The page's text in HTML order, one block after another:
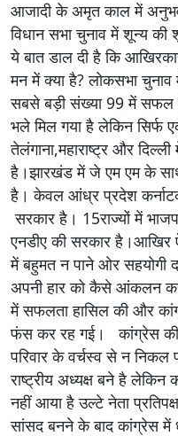
आजादी के अमृत काल में
विधान सभा चुनाव में शून्य की
ये बात डाल दी है कि
मन में क्या है? लोकसभा
सबसे बड़ी संख्या 99 में सफल
भले मिल गया है लेकिन सिर्फ
तेलंगाना,महाराष्ट्र और
है।झारखंड में जे एम एम के
है। केवल आंध्र प्रदेश
सरकार है। 15राज्यों में
एनडीए की सरकार है।आखिर
में बहुमत न पाने ओर सहयोगी
अपनी हार को कैसे आंकलन
में सफलता हासिल की और
फंस कर रह गई। कांग्रेस की
परिवार के वर्चस्व से न
राष्ट्रीय अध्यक्ष बने है लेकिन
नहीं आया है उल्टे नेता
सांसद बनने के बाद कांग्रेस में